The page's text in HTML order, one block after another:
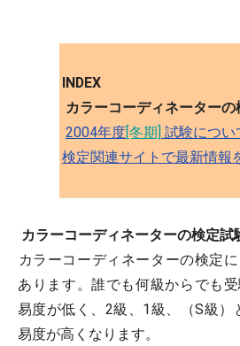
INDEX
カラーコーディネーターの
2004年度[冬期] 試験につい
検定関連サイトで最新情報
カラーコーディネーターの検定試
カラーコーディネーターの検定
あります。誰でも何級からでも
易度が低く、2級、1級、（S級）
易度が高くなります。